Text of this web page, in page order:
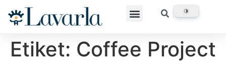
Etiket: Coffee Project